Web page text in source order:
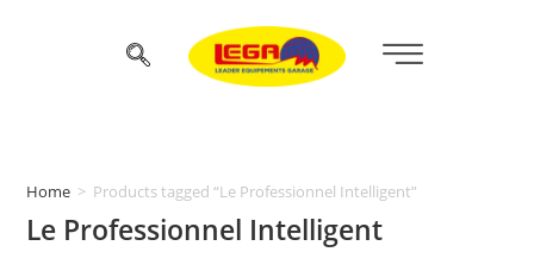
Home > Products tagged “Le Professionnel Intelligent”
Le Professionnel Intelligent